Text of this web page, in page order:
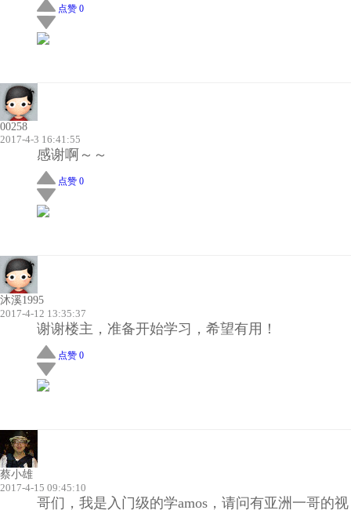
点赞 0
00258
2017-4-3 16:41:55
感谢啊～～
点赞 0
沐溪1995
2017-4-12 13:35:37
谢谢楼主，准备开始学习，希望有用！
点赞 0
蔡小雄
2017-4-15 09:45:10
哥们，我是入门级的学amos，请问有亚洲一哥的视